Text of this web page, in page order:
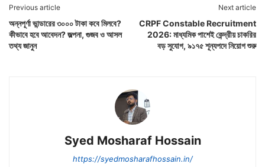
Previous article
অন্নপূর্ণা ভান্ডারের ৩০০০ টাকা কবে মিলবে?
কীভাবে হবে আবেদন? জল্পনা, গুজব ও আসল
তথ্য জানুন
Next article
CRPF Constable Recruitment
2026: মাধ্যমিক পাশেই কেন্দ্রীয় চাকরির
বড় সুযোগ, ৯১৭৫ শূন্যপদে নিয়োগ শুরু
Syed Mosharaf Hossain
https://syedmosharafhossain.in/